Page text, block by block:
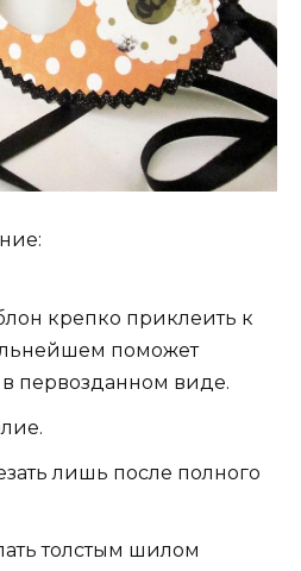
крепко приклеить к
поможет
в первозданном виде.
лишь после полного
толстым шилом